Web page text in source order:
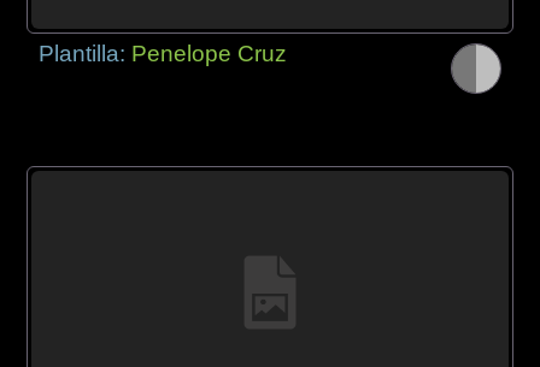
Plantilla: Penelope Cruz